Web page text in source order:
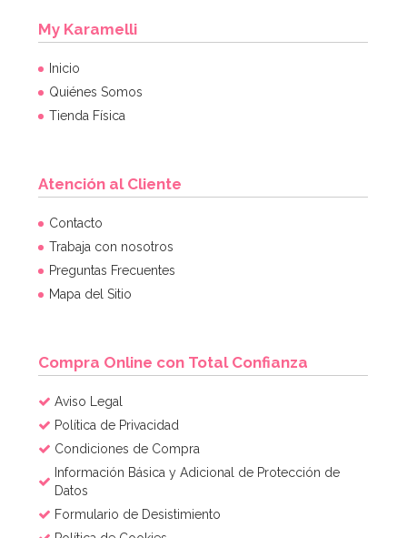
My Karamelli
Inicio
Quiénes Somos
Tienda Física
Atención al Cliente
Contacto
Trabaja con nosotros
Preguntas Frecuentes
Mapa del Sitio
Compra Online con Total Confianza
Aviso Legal
Política de Privacidad
Condiciones de Compra
Información Básica y Adicional de Protección de
Datos
Formulario de Desistimiento